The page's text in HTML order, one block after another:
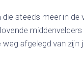
steeds meer in de
middenvelders
afgelegd van zijn